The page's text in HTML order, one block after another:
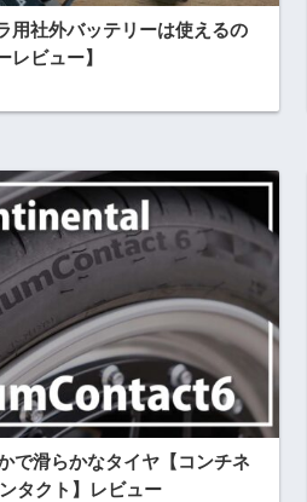
用社外バッテリーは使えるの
レビュー】
で滑らかなタイヤ【コンチネ
タクト】レビュー